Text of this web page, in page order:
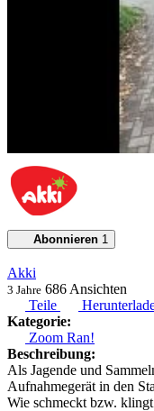
Abonnieren 1
Akki
3 Jahre 686 Ansichten
Teile
Kategorie:
Zoom Ran!
Beschreibung:
Als Jagende und
Aufnahmegerät in den
Wie schmeckt bzw.